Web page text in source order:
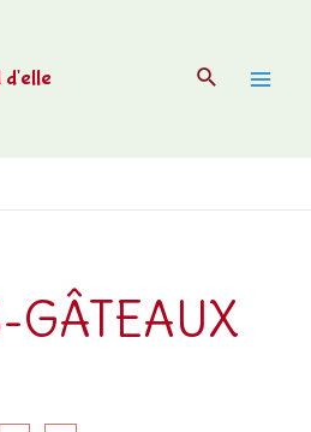
d'elle
GÂTEAUX